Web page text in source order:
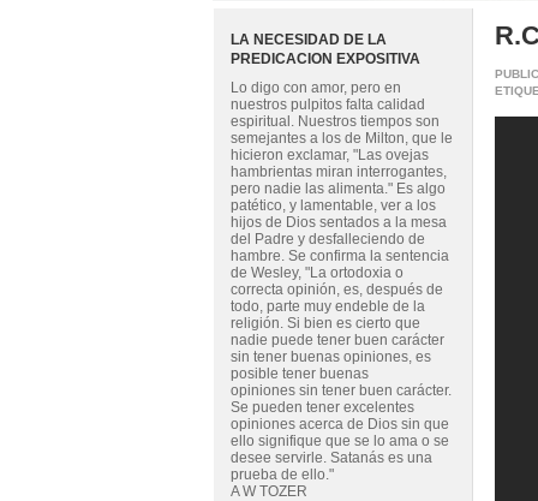
LA NECESIDAD DE LA
PREDICACION EXPOSITIVA
Lo digo con amor, pero en
nuestros pulpitos falta calidad
espiritual. Nuestros tiempos son
semejantes a los de Milton, que le
hicieron exclamar, "Las ovejas
hambrientas miran interrogantes,
pero nadie las alimenta." Es algo
patético, y lamentable, ver a los
hijos de Dios sentados a la mesa
del Padre y desfalleciendo de
hambre. Se confirma la sentencia
de Wesley, "La ortodoxia o
correcta opinión, es, después de
todo, parte muy endeble de la
religión. Si bien es cierto que
nadie puede tener buen carácter
sin tener buenas opiniones, es
posible tener buenas
opiniones sin tener buen carácter.
Se pueden tener excelentes
opiniones acerca de Dios sin que
ello signifique que se lo ama o se
desee servirle. Satanás es una
prueba de ello."
A W TOZER